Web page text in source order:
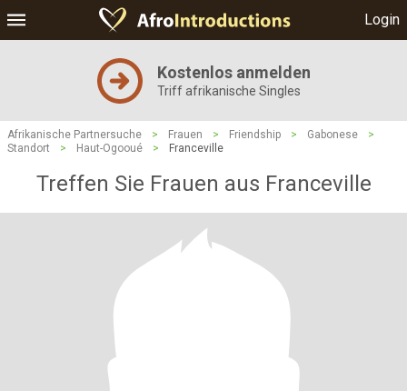
Login
Kostenlos anmelden
Triff afrikanische Singles
Afrikanische Partnersuche > Frauen > Friendship > Gabonese
>
Standort
> Haut-Ogooué > Franceville
Treffen Sie Frauen aus Franceville